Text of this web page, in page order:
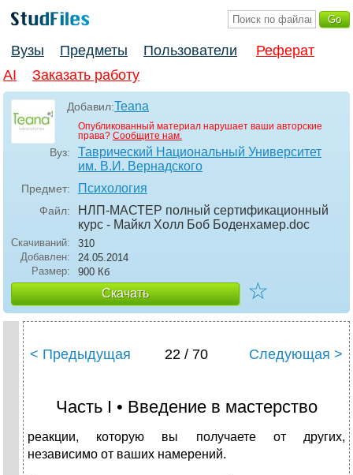
Вузы Предметы Пользователи
Реферат
AI
Заказать работу
Добавил:Teana
Опубликованный материал нарушает ваши авторские
права? Сообщите нам.
Вуз:
Таврический Национальный Университет
им. В.И. Вернадского
Предмет: Психология
Файл:
НЛП-МАСТЕР полный сертификационный
курс - Майкл Холл Боб Боденхамер.doc
Скачиваний:
310
Добавлен:
24.05.2014
Размер:
900 Кб
Скачать ☆
< Предыдущая 22 / 70 Следующая >
Часть I • Введение в мастерство
реакции, которую вы получаете от других,
независимо от ваших намерений.